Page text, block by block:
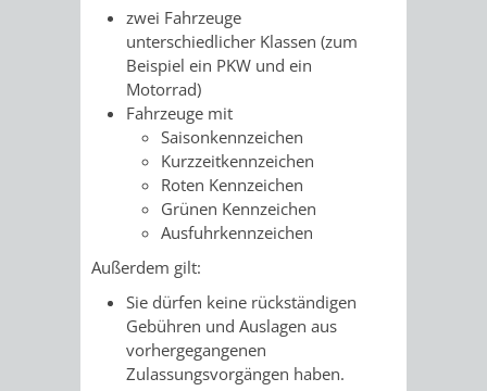
AMT
zwei Fahrzeuge
unterschiedlicher Klassen (zum
Beispiel ein PKW und ein
Motorrad)
Fahrzeuge mit
Saisonkennzeichen
Kurzzeitkennzeichen
Roten Kennzeichen
Grünen Kennzeichen
Ausfuhrkennzeichen
Außerdem gilt:
Sie dürfen keine rückständigen
Gebühren und Auslagen aus
vorhergegangenen
Zulassungsvorgängen haben.